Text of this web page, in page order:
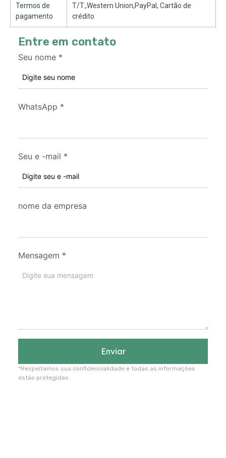
Termos de
pagamento
T/T.,Western Union,PayPal, Cartão de
crédito
Entre em contato
Seu nome *
WhatsApp *
Seu e -mail *
nome da empresa
Mensagem *
Enviar
*Respeitamos sua confidencialidade e todas as informações
estão protegidas.